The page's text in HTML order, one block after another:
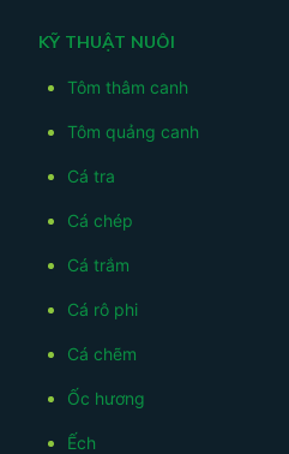
KỸ THUẬT NUÔI
Tôm thâm canh
Tôm quảng canh
Cá tra
Cá chép
Cá trắm
Cá rô phi
Cá chẽm
Ốc hương
Ếch